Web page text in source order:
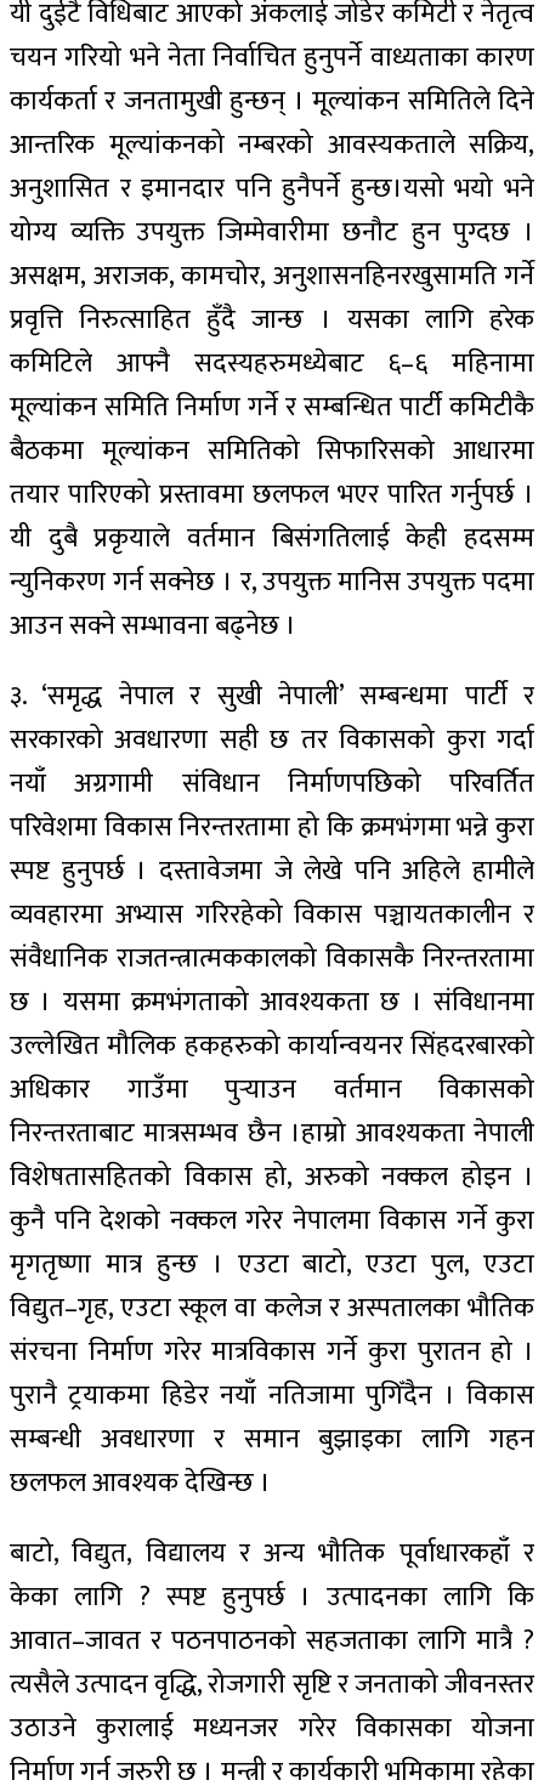
यी दुईटै विधिबाट आएको अंकलाई जोडेर कमिटी र नेतृत्व
चयन गरियो भने नेता निर्वाचित हुनुपर्ने वाध्यताका कारण
कार्यकर्ता र जनतामुखी हुन्छन् । मूल्यांकन समितिले दिने
आन्तरिक मूल्यांकनको नम्बरको आवस्यकताले सक्रिय,
अनुशासित र इमानदार पनि हुनैपर्ने हुन्छ।यसो भयो भने
योग्य व्यक्ति उपयुक्त जिम्मेवारीमा छनौट हुन पुग्दछ ।
असक्षम, अराजक, कामचोर, अनुशासनहिनरखुसामति गर्ने
प्रवृत्ति निरुत्साहित हुँदै जान्छ । यसका लागि हरेक
कमिटिले आफ्नै सदस्यहरुमध्येबाट ६–६ महिनामा
मूल्यांकन समिति निर्माण गर्ने र सम्बन्धित पार्टी कमिटीकै
बैठकमा मूल्यांकन समितिको सिफारिसको आधारमा
तयार पारिएको प्रस्तावमा छलफल भएर पारित गर्नुपर्छ ।
यी दुबै प्रकृयाले वर्तमान बिसंगतिलाई केही हदसम्म
न्युनिकरण गर्न सक्नेछ । र, उपयुक्त मानिस उपयुक्त पदमा
आउन सक्ने सम्भावना बढ्नेछ ।
३. ‘समृद्ध नेपाल र सुखी नेपाली’ सम्बन्धमा पार्टी र
सरकारको अवधारणा सही छ तर विकासको कुरा गर्दा
नयाँ अग्रगामी संविधान निर्माणपछिको परिवर्तित
परिवेशमा विकास निरन्तरतामा हो कि क्रमभंगमा भन्ने कुरा
स्पष्ट हुनुपर्छ । दस्तावेजमा जे लेखे पनि अहिले हामीले
व्यवहारमा अभ्यास गरिरहेको विकास पञ्चायतकालीन र
संवैधानिक राजतन्त्रात्मककालको विकासकै निरन्तरतामा
छ । यसमा क्रमभंगताको आवश्यकता छ । संविधानमा
उल्लेखित मौलिक हकहरुको कार्यान्वयनर सिंहदरबारको
अधिकार गाउँमा पुर्‍याउन वर्तमान विकासको
निरन्तरताबाट मात्रसम्भव छैन ।हाम्रो आवश्यकता नेपाली
विशेषतासहितको विकास हो, अरुको नक्कल होइन ।
कुनै पनि देशको नक्कल गरेर नेपालमा विकास गर्ने कुरा
मृगतृष्णा मात्र हुन्छ । एउटा बाटो, एउटा पुल, एउटा
विद्युत–गृह, एउटा स्कूल वा कलेज र अस्पतालका भौतिक
संरचना निर्माण गरेर मात्रविकास गर्ने कुरा पुरातन हो ।
पुरानै ट्रयाकमा हिडेर नयाँ नतिजामा पुगिँदैन । विकास
सम्बन्धी अवधारणा र समान बुझाइका लागि गहन
छलफल आवश्यक देखिन्छ ।
बाटो, विद्युत, विद्यालय र अन्य भौतिक पूर्वाधारकहाँ र
केका लागि ? स्पष्ट हुनुपर्छ । उत्पादनका लागि कि
आवात–जावत र पठनपाठनको सहजताका लागि मात्रै ?
त्यसैले उत्पादन वृद्धि, रोजगारी सृष्टि र जनताको जीवनस्तर
उठाउने कुरालाई मध्यनजर गरेर विकासका योजना